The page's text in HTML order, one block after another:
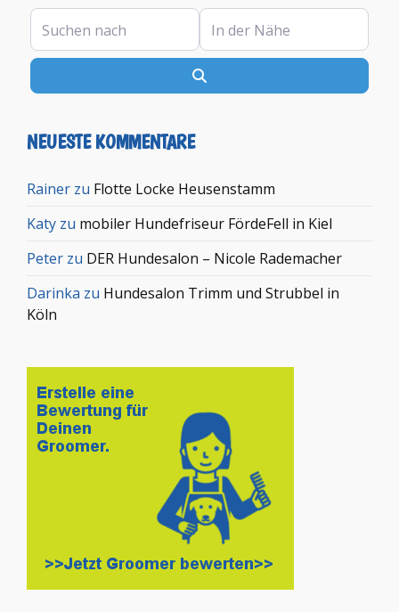
Suchen nach In der Nähe
NEUESTE KOMMENTARE
Rainer zu Flotte Locke Heusenstamm
Katy zu mobiler Hundefriseur FördeFell in Kiel
Peter zu DER Hundesalon – Nicole Rademacher
Darinka zu Hundesalon Trimm und Strubbel in
Köln